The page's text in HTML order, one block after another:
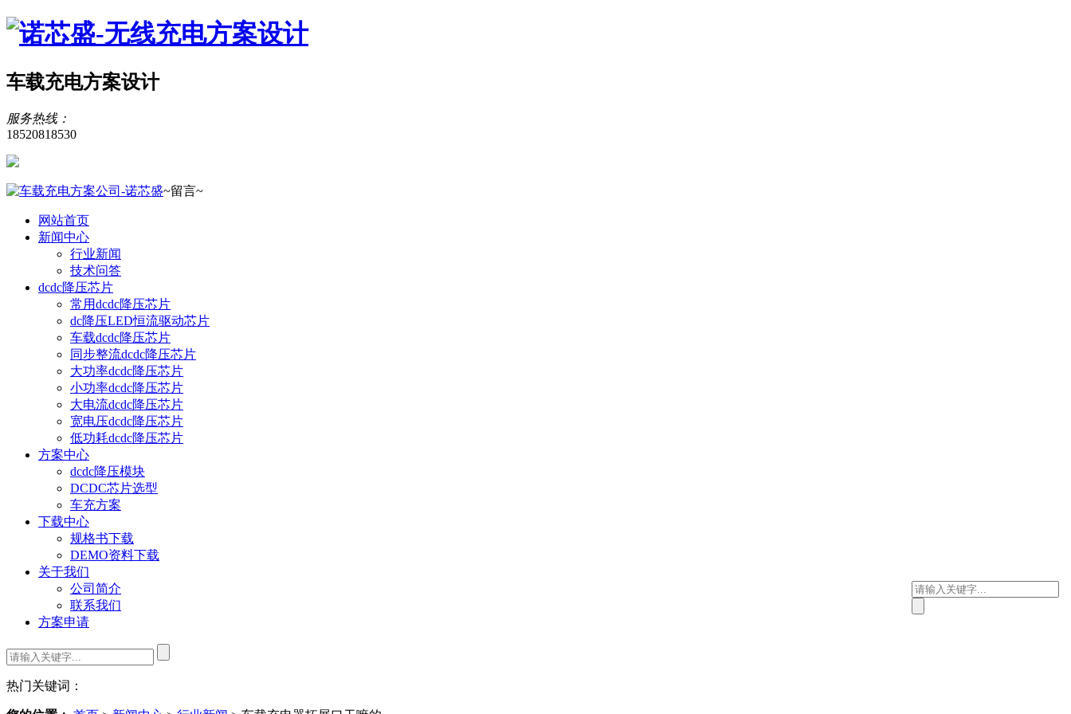
车载充电方案设计
服务热线：
18520818530
~留言~
网站首页
新闻中心
行业新闻
技术问答
dcdc降压芯片
常用dcdc降压芯片
dc降压LED恒流驱动芯片
车载dcdc降压芯片
同步整流dcdc降压芯片
大功率dcdc降压芯片
小功率dcdc降压芯片
大电流dcdc降压芯片
宽电压dcdc降压芯片
低功耗dcdc降压芯片
方案中心
dcdc降压模块
DCDC芯片选型
车充方案
下载中心
规格书下载
DEMO资料下载
关于我们
公司简介
联系我们
方案申请
热门关键词：